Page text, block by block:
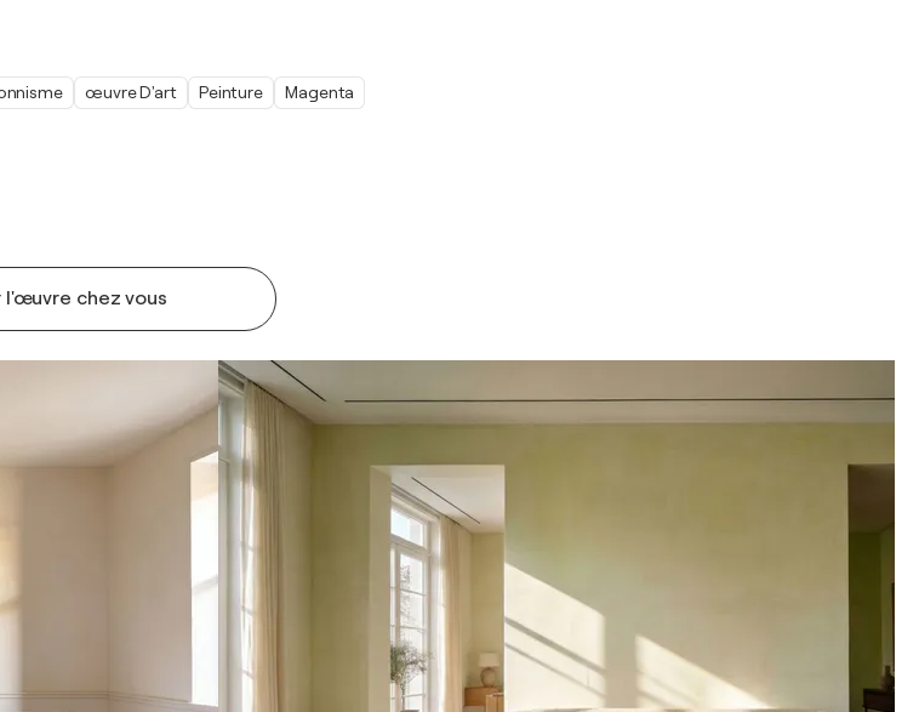
l'œuvre chez vous
œuvre D'art Peinture Magenta